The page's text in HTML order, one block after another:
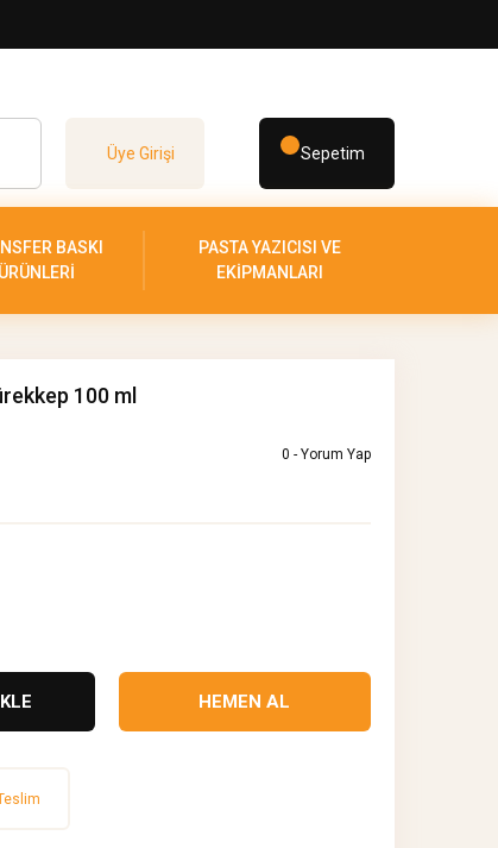
Üye Girişi Sepetim
BASKI
ÜRÜNLERİ
PASTA YAZICISI VE
EKİPMANLARI
100 ml
0 - Yorum Yap
HEMEN AL